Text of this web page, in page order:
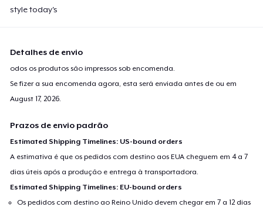
style today's
Detalhes de envio
odos os produtos são impressos sob encomenda.
Se fizer a sua encomenda agora, esta será enviada antes de ou em
August 17, 2026
Prazos de envio padrão
Estimated Shipping Timelines: US-bound orders
A estimativa é que os pedidos com destino aos EUA cheguem em 4 a 7
dias úteis após a produção e entrega à transportadora.
Estimated Shipping Timelines: EU-bound orders
Os pedidos com destino ao Reino Unido devem chegar em 7 a 12 dias